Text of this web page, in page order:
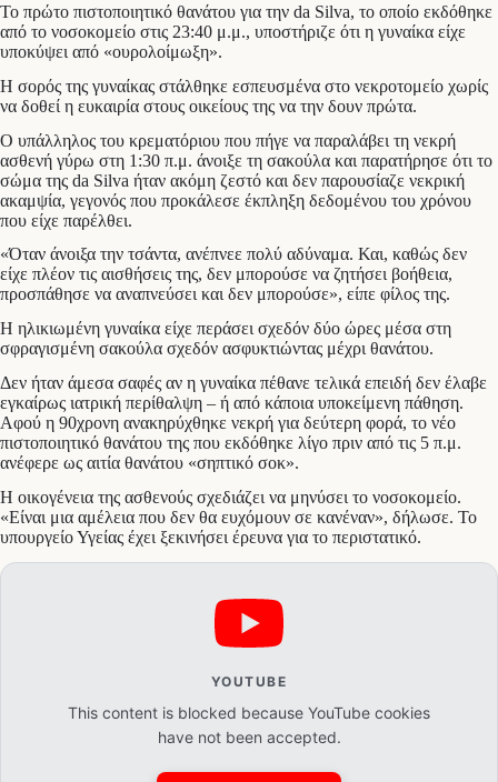
Το πρώτο πιστοποιητικό θανάτου για την da Silva, το οποίο εκδόθηκε
από το νοσοκομείο στις 23:40 μ.μ., υποστήριζε ότι η γυναίκα είχε
υποκύψει από «ουρολοίμωξη».
Η σορός της γυναίκας στάλθηκε εσπευσμένα στο νεκροτομείο χωρίς
να δοθεί η ευκαιρία στους οικείους της να την δουν πρώτα.
Ο υπάλληλος του κρεματόριου που πήγε να παραλάβει τη νεκρή
ασθενή γύρω στη 1:30 π.μ. άνοιξε τη σακούλα και παρατήρησε ότι το
σώμα της da Silva ήταν ακόμη ζεστό και δεν παρουσίαζε νεκρική
ακαμψία, γεγονός που προκάλεσε έκπληξη δεδομένου του χρόνου
που είχε παρέλθει.
«Όταν άνοιξα την τσάντα, ανέπνεε πολύ αδύναμα. Και, καθώς δεν
είχε πλέον τις αισθήσεις της, δεν μπορούσε να ζητήσει βοήθεια,
προσπάθησε να αναπνεύσει και δεν μπορούσε», είπε φίλος της.
Η ηλικιωμένη γυναίκα είχε περάσει σχεδόν δύο ώρες μέσα στη
σφραγισμένη σακούλα σχεδόν ασφυκτιώντας μέχρι θανάτου.
Δεν ήταν άμεσα σαφές αν η γυναίκα πέθανε τελικά επειδή δεν έλαβε
εγκαίρως ιατρική περίθαλψη – ή από κάποια υποκείμενη πάθηση.
Αφού η 90χρονη ανακηρύχθηκε νεκρή για δεύτερη φορά, το νέο
πιστοποιητικό θανάτου της που εκδόθηκε λίγο πριν από τις 5 π.μ.
ανέφερε ως αιτία θανάτου «σηπτικό σοκ».
Η οικογένεια της ασθενούς σχεδιάζει να μηνύσει το νοσοκομείο.
«Είναι μια αμέλεια που δεν θα ευχόμουν σε κανέναν», δήλωσε. Το
υπουργείο Υγείας έχει ξεκινήσει έρευνα για το περιστατικό.
YOUTUBE
This content is blocked because YouTube cookies
have not been accepted.